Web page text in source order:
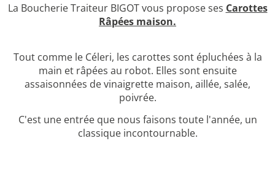
La Boucherie Traiteur BIGOT vous propose ses Carottes
Râpées maison.
Tout comme le Céleri, les carottes sont épluchées à la
main et râpées au robot. Elles sont ensuite
assaisonnées de vinaigrette maison, aillée, salée,
poivrée.
C'est une entrée que nous faisons toute l'année, un
classique incontournable.